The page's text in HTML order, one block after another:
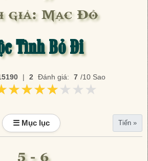
giả: Mạc Đỗ
Tình Bỏ Đi
| 2 Đánh giá: 7 /10 Sao
☰ Mục lục Tiến »
5 - 6